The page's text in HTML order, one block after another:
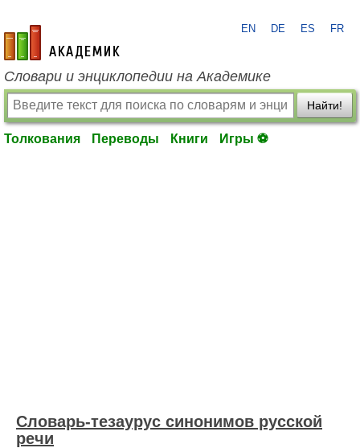
academic.ru
EN DE ES FR
Словари и энциклопедии на Академике
Найти!
Толкования Переводы Книги Игры ⚽
Словарь-тезаурус синонимов русской
речи